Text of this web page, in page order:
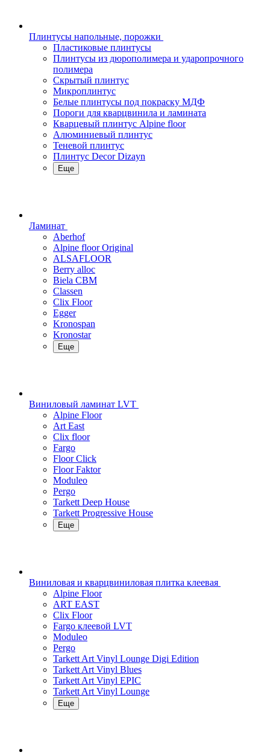
Плинтусы напольные, порожки
Пластиковые плинтусы
Плинтусы из дюрополимера и ударопрочного
полимера
Скрытый плинтус
Микроплинтус
Белые плинтусы под покраску МДФ
Пороги для кварцвинила и ламината
Кварцевый плинтус Alpine floor
Алюминиевый плинтус
Теневой плинтус
Плинтус Decor Dizayn
Еще
Ламинат
Aberhof
Alpine floor Original
ALSAFLOOR
Berry alloc
Biela CBM
Classen
Clix Floor
Egger
Kronospan
Kronostar
Еще
Виниловый ламинат LVT
Alpine Floor
Art East
Clix floor
Fargo
Floor Click
Floor Faktor
Moduleo
Pergo
Tarkett Deep House
Tarkett Progressive House
Еще
Виниловая и кварцвиниловая плитка клеевая
Alpine Floor
ART EAST
Clix Floor
Fargo клеевой LVT
Moduleo
Pergo
Tarkett Art Vinyl Lounge Digi Edition
Tarkett Art Vinyl Blues
Tarkett Art Vinyl EPIC
Tarkett Art Vinyl Lounge
Еще